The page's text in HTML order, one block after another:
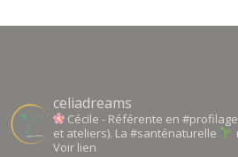
celiadreams
Cécile - Référente en
et ateliers). La #santénaturelle
Voir lien